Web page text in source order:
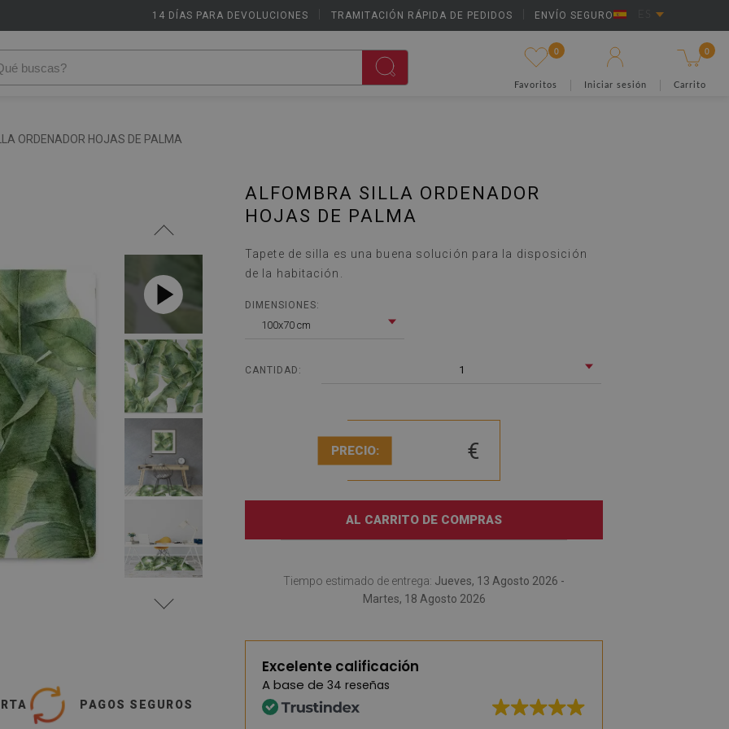
14 DÍAS PARA DEVOLUCIONES TRAMITACIÓN RÁPIDA DE PEDIDOS ENVÍO SEGURO
0
Favoritos Iniciar sesión
0
Carrito
ORDENADOR HOJAS DE PALMA
PAGOS SEGUROS
ALFOMBRA SILLA ORDENADOR
HOJAS DE PALMA
Tapete de silla es una buena solución para la disposición
de la habitación.
DIMENSIONES:
100x70 cm
CANTIDAD: 1
PRECIO: €
AL CARRITO DE COMPRAS
Tiempo estimado de entrega: Jueves, 13 Agosto 2026 -
Martes, 18 Agosto 2026
Excelente calificación
A base de 34 reseñas